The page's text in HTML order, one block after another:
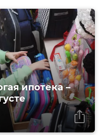
ипотека –